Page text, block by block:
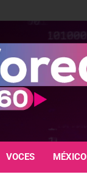
VOCES MÉXICO